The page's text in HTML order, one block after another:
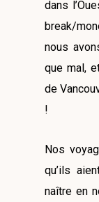
dans
break/
nous
que mal,
de
!
Nos
qu’ils
naître en